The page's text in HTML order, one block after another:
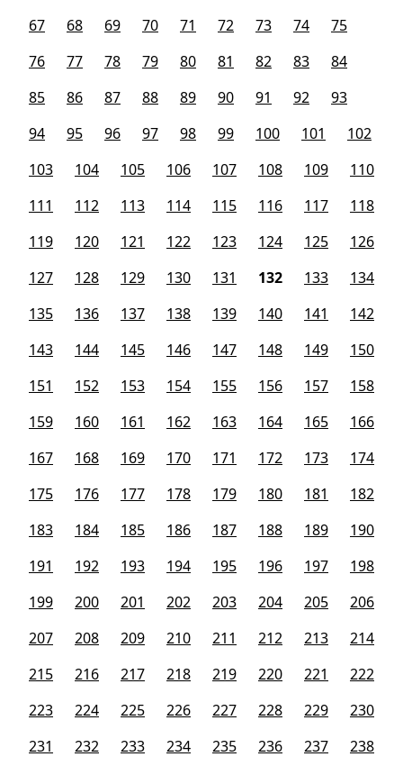
67
68 69 70 71 72 73 74
75
76
77 78 79 80 81 82 83
84
85
86 87 88 89 90 91 92
93
94
95 96 97 98 99 100 101
102
103
104 105 106 107 108 109
110
111
112 113 114 115 116 117
118
119
120 121 122 123 124 125
126
127
128 129 130 131 132 133
134
135
136 137 138 139 140 141
142
143
144 145 146 147 148 149
150
151
152 153 154 155 156 157
158
159
160 161 162 163 164 165
166
167
168 169 170 171 172 173
174
175
176 177 178 179 180 181
182
183
184 185 186 187 188 189
190
191
192 193 194 195 196 197
198
199
200 201 202 203 204 205
206
207
208 209 210 211 212 213
214
215
216 217 218 219 220 221
222
223
224 225 226 227 228 229
230
231
232 233 234 235 236 237
238